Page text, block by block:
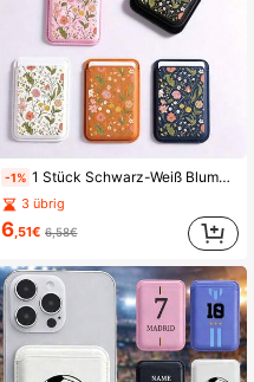
-1% 1 Stück Schwarz-Weiß Blumenmuster Leder Magnetische Kartenhülle kompatibel mit Apple 17 Pro MagSafe
3 übrig
6,51€ 6,58€